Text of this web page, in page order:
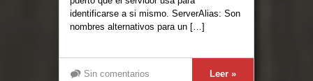
identificarse a si mismo. ServerAlias: Son
nombres alternativos para un […]
Sin comentarios Leer »